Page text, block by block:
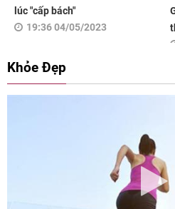
lúc "cấp bách"
19:36 04/05/2023
Khỏe Đẹp